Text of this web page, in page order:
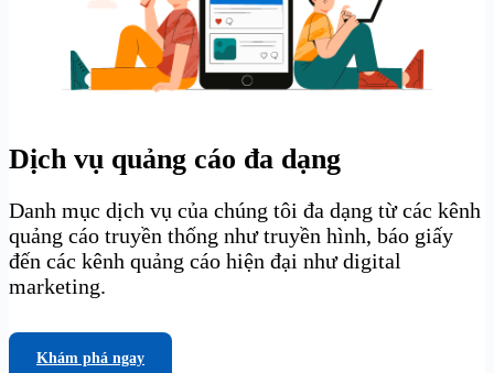
Dịch vụ quảng cáo đa dạng
Danh mục dịch vụ của chúng tôi đa dạng từ các kênh
quảng cáo truyền thống như truyền hình, báo giấy
đến các kênh quảng cáo hiện đại như digital
marketing.
Khám phá ngay